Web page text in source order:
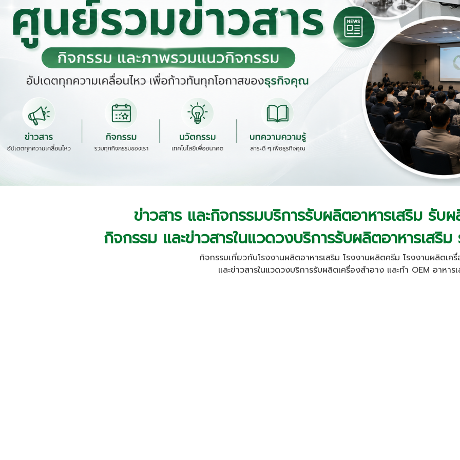
ข่าวสาร และกิจกรรมบริการรับผลิตอาหารเสริม รับผ
กิจกรรม และข่าวสารในแวดวงบริการรับผลิตอาหารเสริม
กิจกรรมเกี่ยวกับโรงงานผลิตอาหารเสริม โรงงานผลิตครีม โรงงานผลิตเค
และข่าวสารในแวดวงบริการรับผลิตเครื่องสำอางและทำ OEM อาหาร